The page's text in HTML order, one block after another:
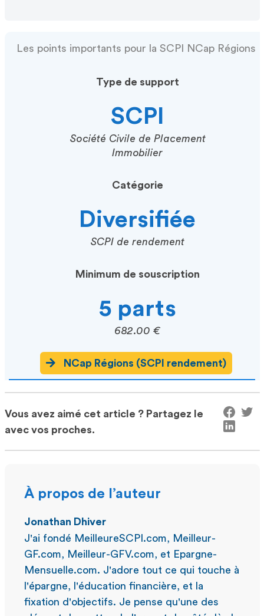
Les points importants pour la SCPI NCap Régions
Type de support
SCPI
Société Civile de Placement
Immobilier
Catégorie
Diversifiée
SCPI de rendement
Minimum de souscription
5 parts
682.00 €
NCap Régions (SCPI rendement)
Vous avez aimé cet article ? Partagez le
avec vos proches.
À propos de l’auteur
Jonathan Dhiver
J'ai fondé MeilleureSCPI.com, Meilleur-
GF.com, Meilleur-GFV.com, et Epargne-
Mensuelle.com. J'adore tout ce qui touche à
l'épargne, l'éducation financière, et la
fixation d'objectifs. Je pense qu'une des